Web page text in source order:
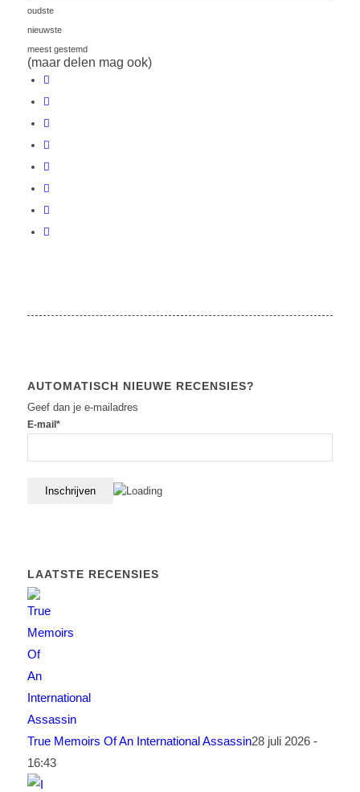
oudste
nieuwste
meest gestemd
(maar delen mag ook)
AUTOMATISCH NIEUWE RECENSIES?
Geef dan je e-mailadres
E-mail*
LAATSTE RECENSIES
True Memoirs Of An International Assassin28 juli 2026 -
16:43